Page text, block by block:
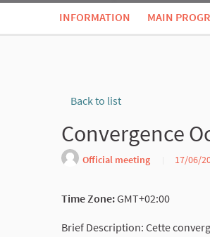
INFORMATION MAIN
Back to list
Convergence
Official meeting 17/06/
Time Zone:GMT+02:00
Brief Description: Cette